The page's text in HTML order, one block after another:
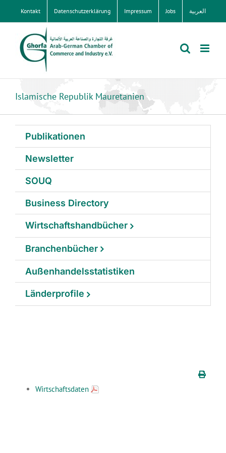
Kontakt Datenschutzerklärung Impressum Jobs العربية
Islamische Republik Mauretanien
Wirtschaftsdaten
Publikationen
Newsletter
SOUQ
Business Directory
Wirtschaftshandbücher
Branchenbücher
Außenhandelsstatistiken
Länderprofile